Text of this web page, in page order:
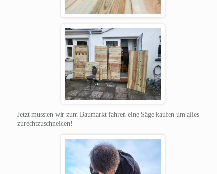
Jetzt mussten wir zum Baumarkt fahren eine Säge kaufen um alles
zurechtzuschneiden!